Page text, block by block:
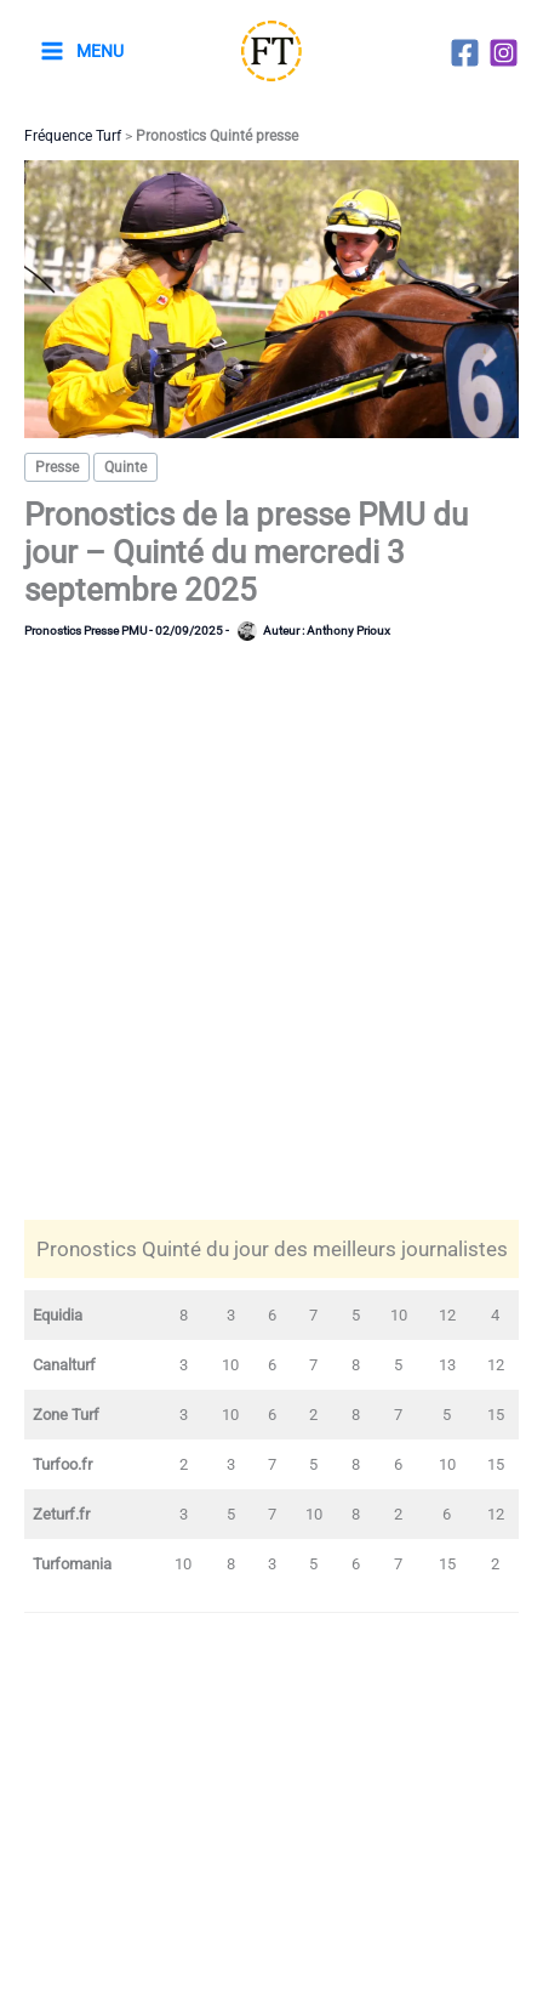
MENU
Fréquence Turf> Pronostics Quinté presse
Presse Quinte
Pronostics de la presse PMU du
jour – Quinté du mercredi 3
septembre 2025
Pronostics Presse PMU-02/09/2025- Auteur :Anthony Prioux
Pronostics Quinté du jour des meilleurs journalistes
Equidia 8 3 6 7 5 10 12 4
Canalturf 3 10 6 7 8 5 13 12
Zone Turf 3 10 6 2 8 7 5 15
Turfoo.fr 2 3 7 5 8 6 10 15
Zeturf.fr 3 5 7 10 8 2 6 12
Turfomania 10 8 3 5 6 7 15 2